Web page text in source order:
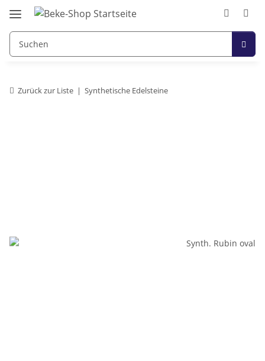
Zurück zur Liste Synthetische Edelsteine